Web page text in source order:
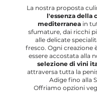
La nostra proposta
l'essenza della
mediterranea in
sfumature, dai ricchi
alle delicate
fresco. Ogni creazione
essere accostata alla
selezione di vini
attraversa tutta la
Adige fino alla
Offriamo opzioni